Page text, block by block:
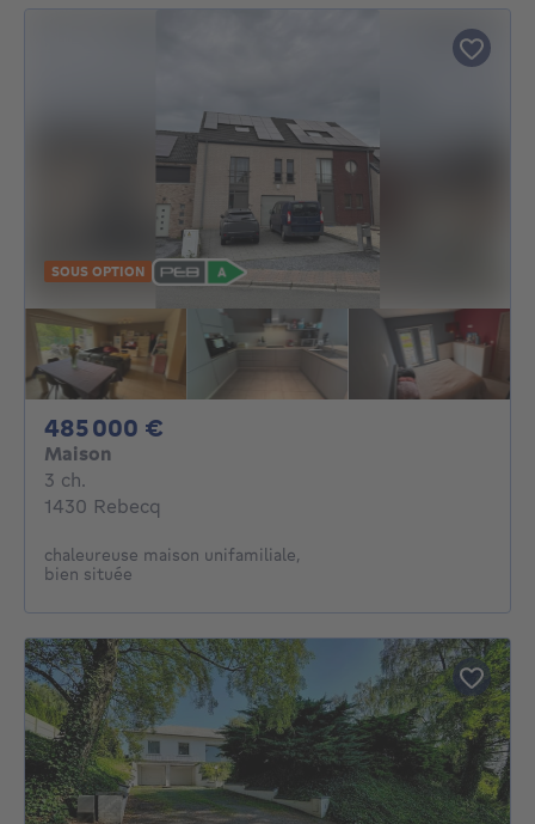
SOUS OPTION
485 000 €
Maison
3 ch.
1430 Rebecq
chaleureuse maison unifamiliale,
bien située